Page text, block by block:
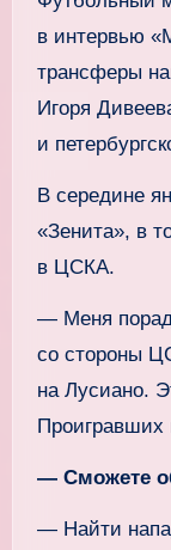
в интервью
трансферы
Игоря
и
В середине
«Зенита», в
в ЦСКА.
— Меня
со стороны
на Лусиано.
Проигравших
— Сможете
— Найти